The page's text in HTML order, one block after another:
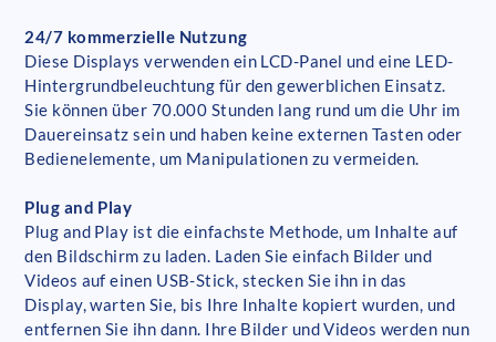
24/7 kommerzielle Nutzung
Diese Displays verwenden ein LCD-Panel und eine LED-
Hintergrundbeleuchtung für den gewerblichen Einsatz.
Sie können über 70.000 Stunden lang rund um die Uhr im
Dauereinsatz sein und haben keine externen Tasten oder
Bedienelemente, um Manipulationen zu vermeiden.
Plug and Play
Plug and Play ist die einfachste Methode, um Inhalte auf
den Bildschirm zu laden. Laden Sie einfach Bilder und
Videos auf einen USB-Stick, stecken Sie ihn in das
Display, warten Sie, bis Ihre Inhalte kopiert wurden, und
entfernen Sie ihn dann. Ihre Bilder und Videos werden nun